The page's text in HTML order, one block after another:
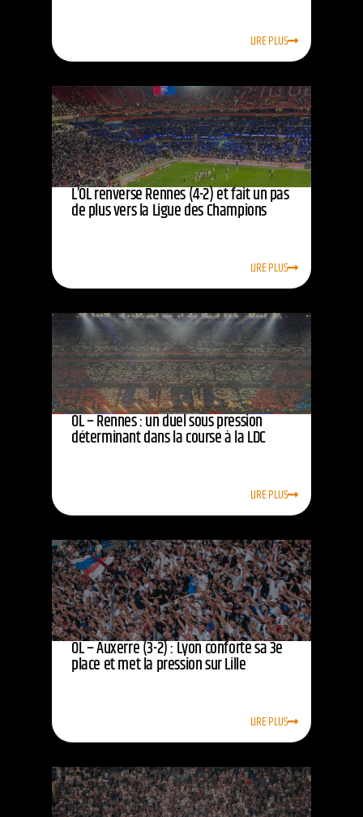
LIRE PLUS
L’OL renverse Rennes (4-2) et fait un pas
de plus vers la Ligue des Champions
LIRE PLUS
OL – Rennes : un duel sous pression
déterminant dans la course à la LDC
LIRE PLUS
OL – Auxerre (3-2) : Lyon conforte sa 3e
place et met la pression sur Lille
LIRE PLUS